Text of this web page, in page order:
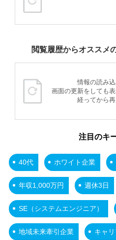
閲覧履歴からオススメ
情報の読み込
画面の更新をしても
経ってから再
注目のキ
40代 ホワイト企業
年収1,000万円 週休3日
SE（システムエンジニア）
地域未来牽引企業 キャ